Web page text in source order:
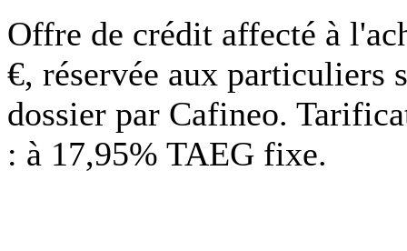
Offre de crédit affecté à
€, réservée aux particuliers
dossier par Cafineo.
: à 17,95% TAEG fixe.